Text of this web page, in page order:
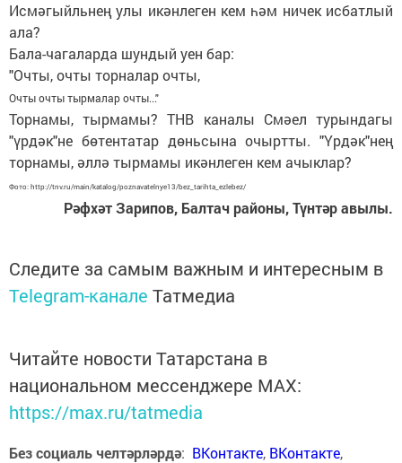
Исмәгыйльнең улы икәнлеген кем һәм ничек исбатлый
ала?
Бала-чагаларда шундый уен бар:
"Очты, очты торналар очты,
Очты очты тырмалар очты..."
Торнамы, тырмамы? ТНВ каналы Смәел турындагы
"үрдәк"не бөтентатар дөньсына очыртты. "Үрдәк"нең
торнамы, әллә тырмамы икәнлеген кем ачыклар?
Фото: http://tnv.ru/main/katalog/poznavatelnye13/bez_tarihta_ezlebez/
Рәфхәт Зарипов, Балтач районы, Түнтәр авылы.
Следите за самым важным и интересным в
Telegram-канале Татмедиа
Читайте новости Татарстана в
национальном мессенджере MАХ:
https://max.ru/tatmedia
Без социаль челтәрләрдә: ВКонтакте, ВКонтакте,